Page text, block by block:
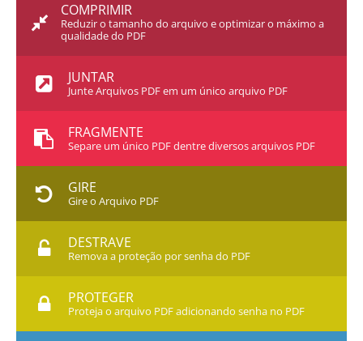
COMPRIMIR
Reduzir o tamanho do arquivo e optimizar o máximo a
qualidade do PDF
JUNTAR
Junte Arquivos PDF em um único arquivo PDF
FRAGMENTE
Separe um único PDF dentre diversos arquivos PDF
GIRE
Gire o Arquivo PDF
DESTRAVE
Remova a proteção por senha do PDF
PROTEGER
Proteja o arquivo PDF adicionando senha no PDF